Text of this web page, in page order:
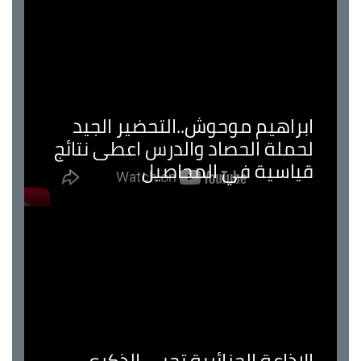
الجيد
والدرس اعطى نتائج
المحاصيل